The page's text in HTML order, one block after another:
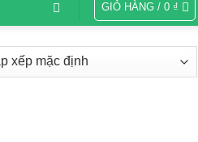
GIỎ HÀNG / 0 ₫